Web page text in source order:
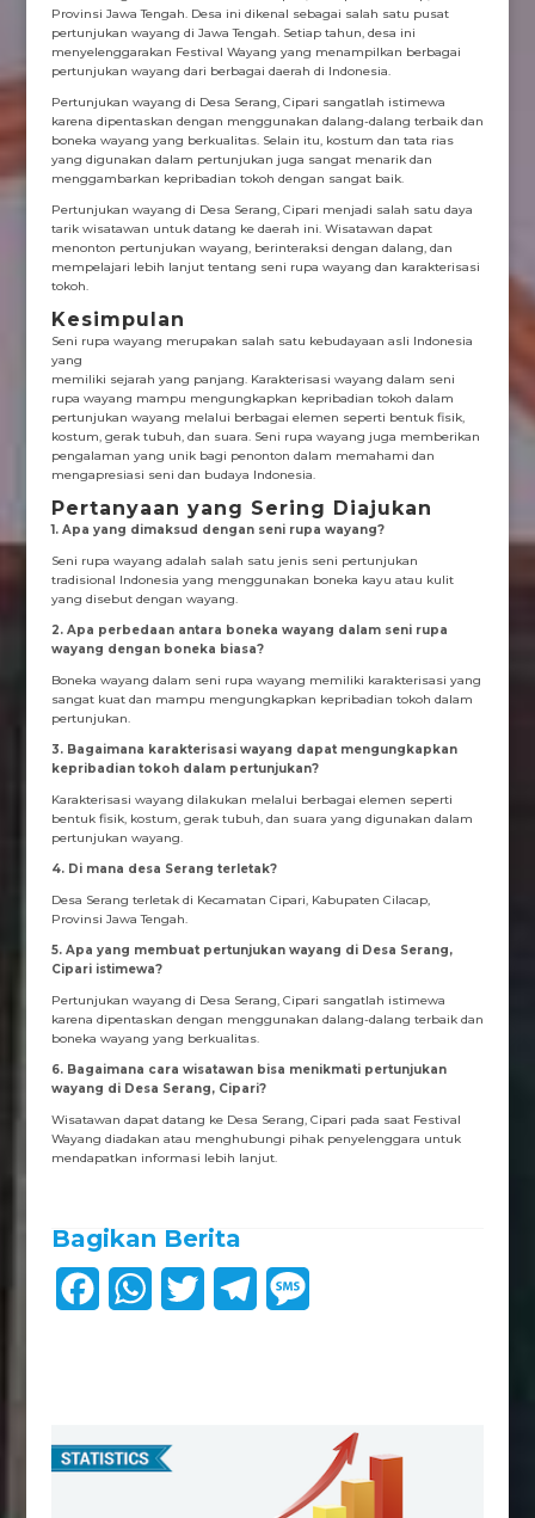
Provinsi Jawa Tengah. Desa ini dikenal sebagai salah satu pusat
pertunjukan wayang di Jawa Tengah. Setiap tahun, desa ini
menyelenggarakan Festival Wayang yang menampilkan berbagai
pertunjukan wayang dari berbagai daerah di Indonesia.
Pertunjukan wayang di Desa Serang, Cipari sangatlah istimewa
karena dipentaskan dengan menggunakan dalang-dalang terbaik dan
boneka wayang yang berkualitas. Selain itu, kostum dan tata rias
yang digunakan dalam pertunjukan juga sangat menarik dan
menggambarkan kepribadian tokoh dengan sangat baik.
Pertunjukan wayang di Desa Serang, Cipari menjadi salah satu daya
tarik wisatawan untuk datang ke daerah ini. Wisatawan dapat
menonton pertunjukan wayang, berinteraksi dengan dalang, dan
mempelajari lebih lanjut tentang seni rupa wayang dan karakterisasi
tokoh.
Kesimpulan
Seni rupa wayang merupakan salah satu kebudayaan asli Indonesia
yang
memiliki sejarah yang panjang. Karakterisasi wayang dalam seni
rupa wayang mampu mengungkapkan kepribadian tokoh dalam
pertunjukan wayang melalui berbagai elemen seperti bentuk fisik,
kostum, gerak tubuh, dan suara. Seni rupa wayang juga memberikan
pengalaman yang unik bagi penonton dalam memahami dan
mengapresiasi seni dan budaya Indonesia.
Pertanyaan yang Sering Diajukan
1. Apa yang dimaksud dengan seni rupa wayang?
Seni rupa wayang adalah salah satu jenis seni pertunjukan
tradisional Indonesia yang menggunakan boneka kayu atau kulit
yang disebut dengan wayang.
2. Apa perbedaan antara boneka wayang dalam seni rupa
wayang dengan boneka biasa?
Boneka wayang dalam seni rupa wayang memiliki karakterisasi yang
sangat kuat dan mampu mengungkapkan kepribadian tokoh dalam
pertunjukan.
3. Bagaimana karakterisasi wayang dapat mengungkapkan
kepribadian tokoh dalam pertunjukan?
Karakterisasi wayang dilakukan melalui berbagai elemen seperti
bentuk fisik, kostum, gerak tubuh, dan suara yang digunakan dalam
pertunjukan wayang.
4. Di mana desa Serang terletak?
Desa Serang terletak di Kecamatan Cipari, Kabupaten Cilacap,
Provinsi Jawa Tengah.
5. Apa yang membuat pertunjukan wayang di Desa Serang,
Cipari istimewa?
Pertunjukan wayang di Desa Serang, Cipari sangatlah istimewa
karena dipentaskan dengan menggunakan dalang-dalang terbaik dan
boneka wayang yang berkualitas.
6. Bagaimana cara wisatawan bisa menikmati pertunjukan
wayang di Desa Serang, Cipari?
Wisatawan dapat datang ke Desa Serang, Cipari pada saat Festival
Wayang diadakan atau menghubungi pihak penyelenggara untuk
mendapatkan informasi lebih lanjut.
Bagikan Berita
b
W
s
g